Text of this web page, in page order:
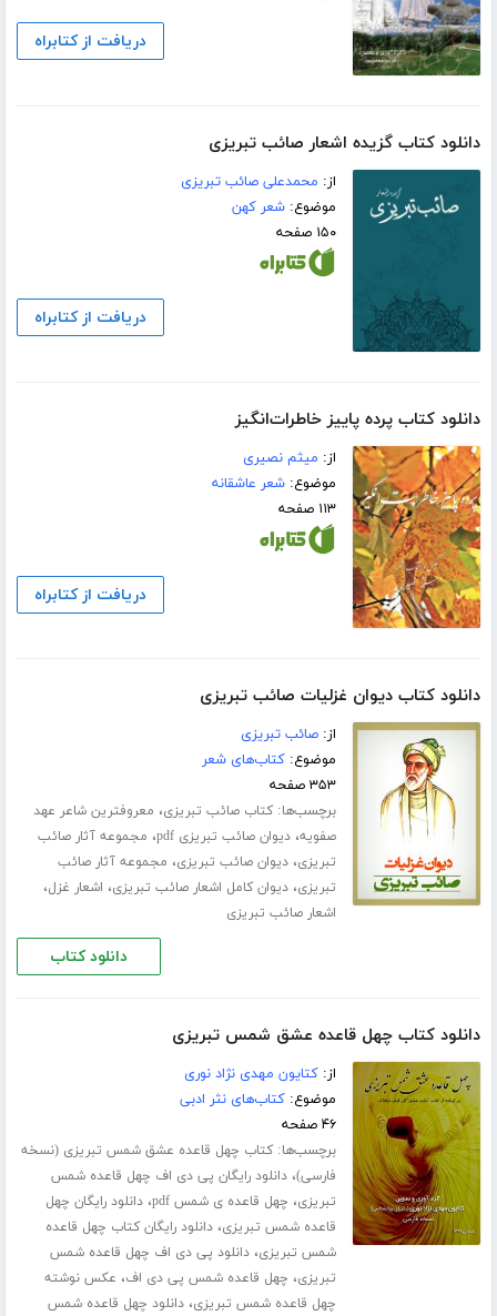
دریافت از کتابراه
دانلود کتاب گزیده اشعار صائب تبریزی
از: محمدعلی صائب تبریزی
موضوع:شعر کهن
۱۵۰ صفحه
دریافت از کتابراه
دانلود کتاب پرده پاییز خاطرات‌انگیز
از: میثم نصیری
موضوع:شعر عاشقانه
۱۱۳ صفحه
دریافت از کتابراه
دانلود کتاب دیوان غزلیات صائب تبریزی
از:صائب تبریزی
موضوع:کتاب‌های شعر
۳۵۳ صفحه
برچسب‌ها:کتاب صائب تبریزی، معروفترین شاعر عهد
صفویه،دیوان صائب تبریزی pdf ، مجموعه آثار صائب
تبریزی،دیوان صائب تبریزی، مجموعه آثار صائب
تبریزی،دیوان کامل اشعار صائب تبریزی، اشعار غزل،
اشعار صائب تبریزی
دانلود کتاب
دانلود کتاب چهل قاعده عشق شمس تبریزی
از:کتایون مهدی نژاد نوری
موضوع:کتاب‌های نثر ادبی
۴۶ صفحه
برچسب‌ها:کتاب چهل قاعده عشق شمس تبریزی (نسخه
فارسی)،دانلود رایگان پی دی اف چهل قاعده شمس
تبریزی، چهل قاعده ی شمس pdf ،دانلود رایگان چهل
قاعده شمس تبریزی،دانلود رایگان کتاب چهل قاعده
شمس تبریزی،دانلود پی دی اف چهل قاعده شمس
تبریزی، چهل قاعده شمس پی دی اف، عکس نوشته
چهل قاعده شمس تبریزی،دانلود چهل قاعده شمس